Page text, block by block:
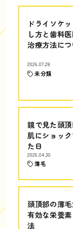
ドライソケ
し方と歯科
治療方法に
2026.07.28
未分類
鏡で見た頭
肌にショッ
た日
2026.04.30
薄毛
頭頂部の薄
有効な栄養
法